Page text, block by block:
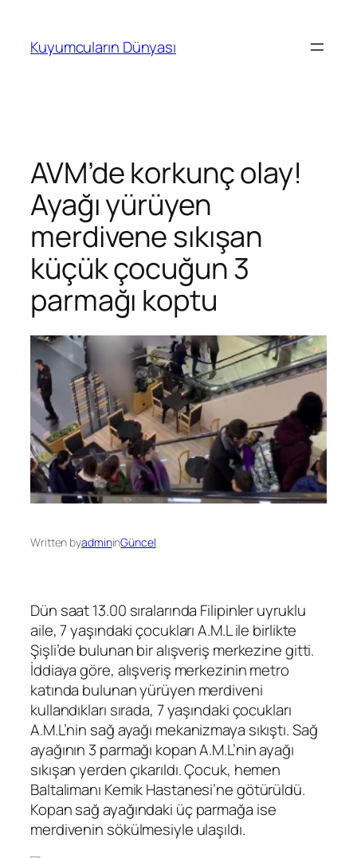
Kuyumcuların Dünyası
AVM’de korkunç olay!
Ayağı yürüyen
merdivene sıkışan
küçük çocuğun 3
parmağı koptu
Written byadmininGüncel
Dün saat 13.00 sıralarında Filipinler uyruklu
aile, 7 yaşındaki çocukları A.M.L ile birlikte
Şişli’de bulunan bir alışveriş merkezine gitti.
İddiaya göre, alışveriş merkezinin metro
katında bulunan yürüyen merdiveni
kullandıkları sırada, 7 yaşındaki çocukları
A.M.L’nin sağ ayağı mekanizmaya sıkıştı. Sağ
ayağının 3 parmağı kopan A.M.L’nin ayağı
sıkışan yerden çıkarıldı. Çocuk, hemen
Baltalimanı Kemik Hastanesi’ne götürüldü.
Kopan sağ ayağındaki üç parmağa ise
merdivenin sökülmesiyle ulaşıldı.